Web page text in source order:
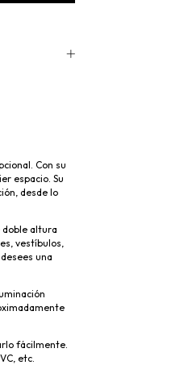
Con su
espacio. Su
desde lo
doble altura
vestíbulos,
una
fácilmente.
etc.